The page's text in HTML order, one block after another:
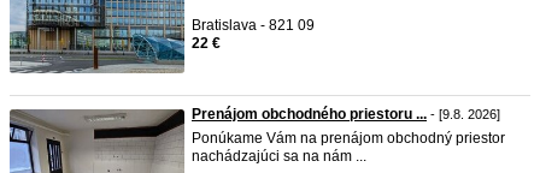
Bratislava - 821 09
22 €
Prenájom obchodného priestoru ... - [9.8. 2026]
Ponúkame Vám na prenájom obchodný priestor
nachádzajúci sa na nám ...